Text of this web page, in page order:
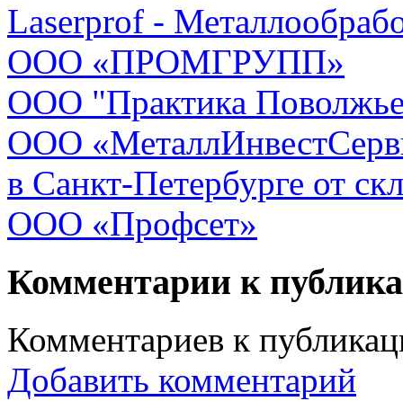
Laserprof -
ООО «ПРОМГРУПП»
ООО "Практика
ООО
в Санкт-Петербурге от
ООО «Профсет»
Комментарии к
Комментариев к
Добавить комментарий